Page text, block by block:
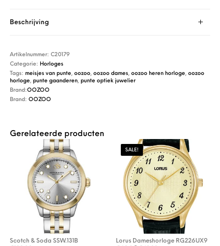
Beschrijving
Artikelnummer:C20179
Categorie: Horloges
Tags: meisjes van punte,oozoo,oozoo dames,oozoo heren horloge,oozoo
horloge, punte gaanderen, punte optiek juwelier
Brand:OOZOO
Brand:OOZOO
Gerelateerde producten
Scotch & Soda SSW.131B
SALE!
Lorus Dameshorloge RG226UX9